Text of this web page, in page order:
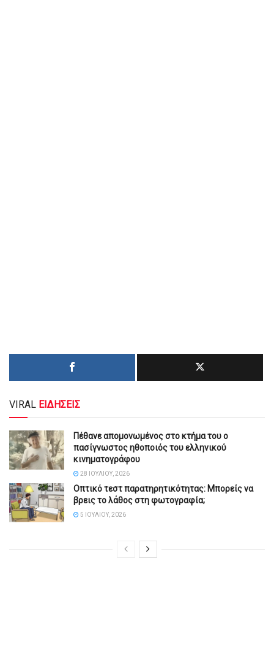
VIRAL ΕΙΔΗΣΕΙΣ
Πέθανε απομονωμένος στο κτήμα του ο
πασίγνωστος ηθοποιός του ελληνικού
κινηματογράφου
28 ΙΟΥΛΊΟΥ, 2026
Οπτικό τεστ παρατηρητικότητας: Μπορείς να
βρεις το λάθος στη φωτογραφία;
5 ΙΟΥΛΊΟΥ, 2026